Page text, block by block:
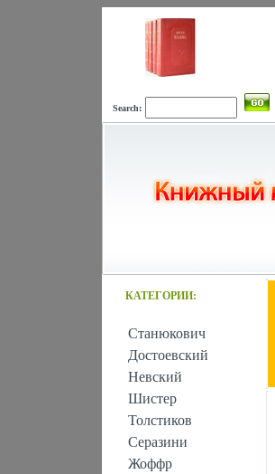
Search:
КАТЕГОРИИ:
Станюкович
Достоевский
Невский
Шистер
Толстиков
Серазини
Жоффр